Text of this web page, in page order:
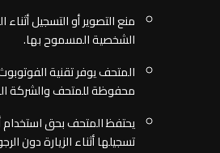
منع التصوير أو التسجيل أثناء
الشخصية المسموح بها.
المتحف يوفر تقنية
محفوظة للمتحف والشركة
يحتفظ المتحف بحق
تسجيلها أثناء الزيارة دون